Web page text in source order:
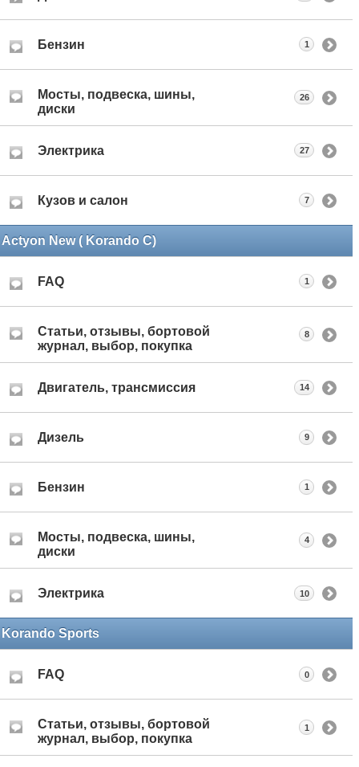
Бензин 1
Мосты, подвеска, шины,
диски
26
Электрика 27
Кузов и салон 7
Actyon New ( Korando C)
FAQ 1
Статьи, отзывы, бортовой
журнал, выбор, покупка
8
Двигатель, трансмиссия 14
Дизель 9
Бензин 1
Мосты, подвеска, шины,
диски
4
Электрика 10
Korando Sports
FAQ 0
Статьи, отзывы, бортовой
журнал, выбор, покупка
1